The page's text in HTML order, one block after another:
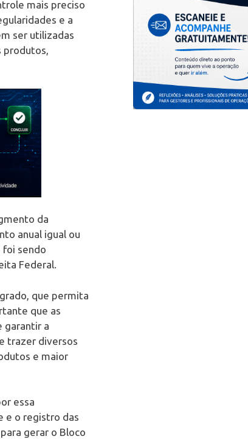
mais preciso
e a
ser utilizadas
produtos,
da
anual igual ou
foi sendo
Federal.
que permita
que as
garantir a
trazer diversos
e maior
essa
e o registro das
gerar o Bloco